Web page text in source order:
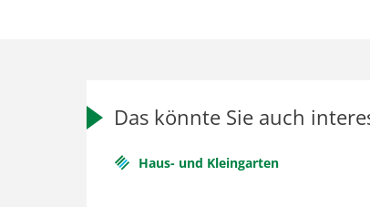
Das könnte Sie auch
Haus- und Kleingarten